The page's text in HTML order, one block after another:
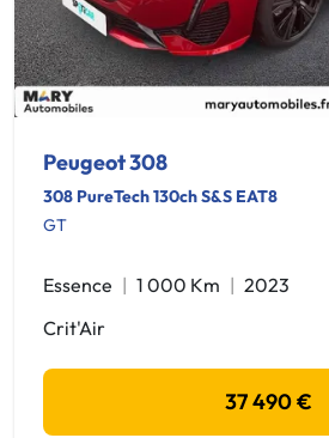
Peugeot 308
308 PureTech 130ch S&S EAT8
GT
Essence 1 000 Km
2023
Crit'Air
37 490 €